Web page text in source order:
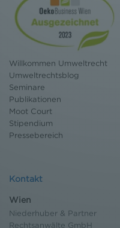
Willkommen Umweltrecht
Umweltrechtsblog
Seminare
Publikationen
Moot Court
Stipendium
Pressebereich
Kontakt
Wien
Niederhuber & Partner
Rechtsanwälte GmbH
Datenschutzerklärung